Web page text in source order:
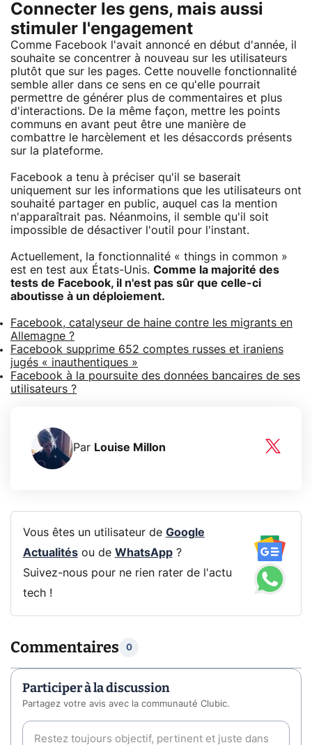
Connecter les gens, mais aussi
stimuler l'engagement
Comme Facebook l'avait annoncé en début d'année, il
souhaite se concentrer à nouveau sur les utilisateurs
plutôt que sur les pages. Cette nouvelle fonctionnalité
semble aller dans ce sens en ce qu'elle pourrait
permettre de générer plus de commentaires et plus
d'interactions. De la même façon, mettre les points
communs en avant peut être une manière de
combattre le harcèlement et les désaccords présents
sur la plateforme.
Facebook a tenu à préciser qu'il se baserait
uniquement sur les informations que les utilisateurs ont
souhaité partager en public, auquel cas la mention
n'apparaîtrait pas. Néanmoins, il semble qu'il soit
impossible de désactiver l'outil pour l'instant.
Actuellement, la fonctionnalité « things in common »
est en test aux États-Unis. Comme la majorité des
tests de Facebook, il n'est pas sûr que celle-ci
aboutisse à un déploiement.
Facebook, catalyseur de haine contre les migrants en
Allemagne ?
Facebook supprime 652 comptes russes et iraniens
jugés « inauthentiques »
Facebook à la poursuite des données bancaires de ses
utilisateurs ?
Par Louise Millon
Vous êtes un utilisateur de Google
Actualitésou de WhatsApp?
Suivez-nous pour ne rien rater de l'actu
tech !
Commentaires 0
Participer à la discussion
Partagez votre avis avec la communauté Clubic.